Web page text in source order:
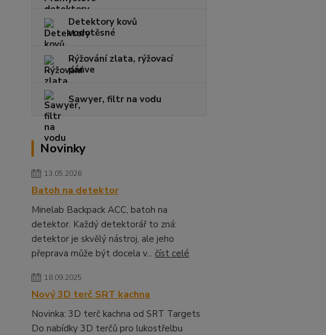
Detektory kovů
vodotěsné
Rýžování zlata, rýžovací
pánve
Sawyer, filtr na vodu
Novinky
13.05.2026
Batoh na detektor
Minelab Backpack ACC, batoh na
detektor. Každý detektorář to zná:
detektor je skvělý nástroj, ale jeho
přeprava může být docela v... číst celé
18.09.2025
Nový 3D terč SRT kachna
Novinka: 3D terč kachna od SRT Targets
Do nabídky 3D terčů pro lukostřelbu